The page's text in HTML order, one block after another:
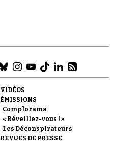
VIDÉOS
ÉMISSIONS
Complorama
« Réveillez-vous ! »
Les Déconspirateurs
REVUES DE PRESSE